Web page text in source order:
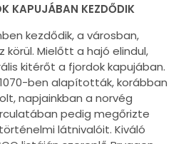
KAPUJÁBAN KEZDŐDIK
kezdődik, a városban,
Mielőtt a hajó elindul,
kitérőt a fjordok kapujában.
ben alapították, korábban
napjainkban a norvég
pedig megőrizte
látnivalóit. Kiváló